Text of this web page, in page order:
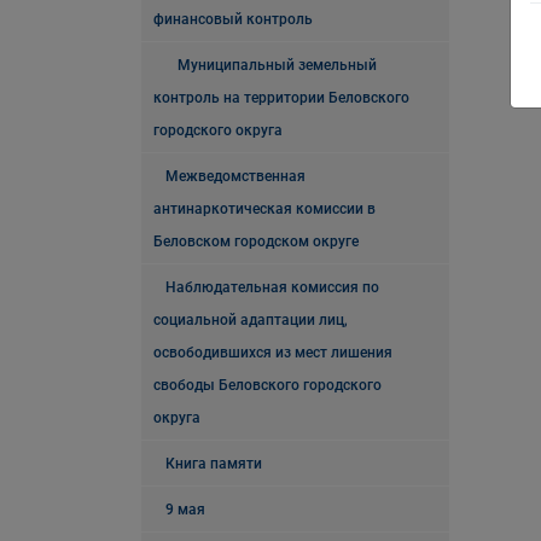
финансовый контроль
Муниципальный земельный
контроль на территории Беловского
городского округа
Межведомственная
антинаркотическая комиссии в
Беловском городском округе
Наблюдательная комиссия по
социальной адаптации лиц,
освободившихся из мест лишения
свободы Беловского городского
округа
Книга памяти
9 мая